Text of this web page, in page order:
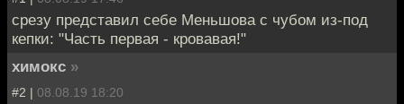
срезу представил себе Меньшова с чубом из-под
кепки: "Часть первая - кровавая!"
химокс »
#2 | 08.08.19 18:20